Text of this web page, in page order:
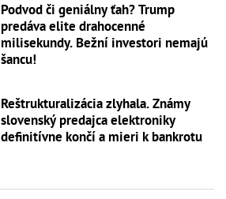
Podvod či geniálny ťah? Trump
predáva elite drahocenné
milisekundy. Bežní investori nemajú
šancu!
Reštrukturalizácia zlyhala. Známy
slovenský predajca elektroniky
definitívne končí a mieri k bankrotu